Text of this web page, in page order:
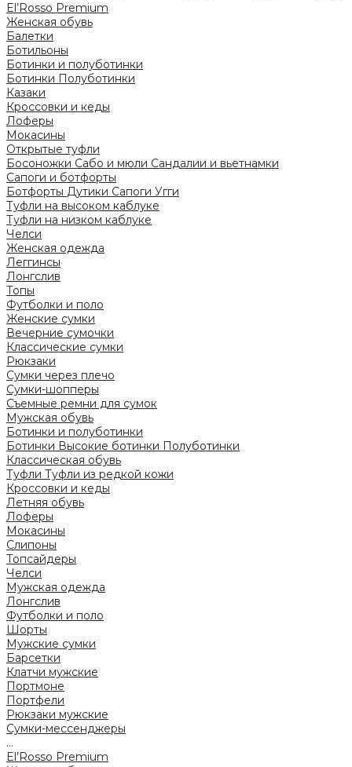
El’Rosso Premium
Женская обувь
Балетки
Ботильоны
Ботинки и полуботинки
Ботинки Полуботинки
Казаки
Кроссовки и кеды
Лоферы
Мокасины
Открытые туфли
Босоножки Сабо и мюли Сандалии и вьетнамки
Сапоги и ботфорты
Ботфорты Дутики Сапоги Угги
Туфли на высоком каблуке
Туфли на низком каблуке
Челси
Женская одежда
Леггинсы
Лонгслив
Топы
Футболки и поло
Женские сумки
Вечерние сумочки
Классические сумки
Рюкзаки
Сумки через плечо
Сумки-шопперы
Съемные ремни для сумок
Мужская обувь
Ботинки и полуботинки
Ботинки Высокие ботинки Полуботинки
Классическая обувь
Туфли Туфли из редкой кожи
Кроссовки и кеды
Летняя обувь
Лоферы
Мокасины
Слипоны
Топсайдеры
Челси
Мужская одежда
Лонгслив
Футболки и поло
Шорты
Мужские сумки
Барсетки
Клатчи мужские
Портмоне
Портфели
Рюкзаки мужские
Сумки-мессенджеры
...
El’Rosso Premium